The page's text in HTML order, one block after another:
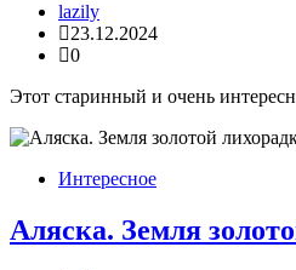
lazily
23.12.2024
0
Этот старинный и очень
Интересное
Аляска. Земля